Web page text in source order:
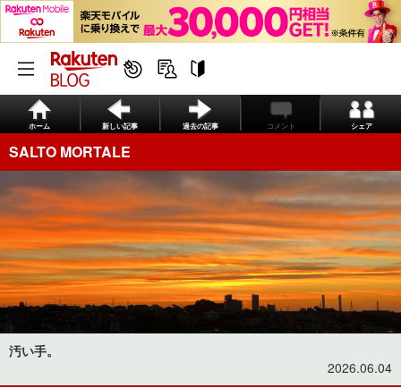
ホーム 新しい記事 過去の記事 コメント シェア
SALTO MORTALE
汚い手。
2026.06.04